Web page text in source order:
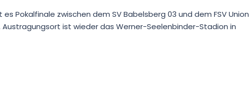
es Pokalfinale zwischen dem SV Babelsberg 03 und dem FSV Union
ist wieder das Werner-Seelenbinder-Stadion in